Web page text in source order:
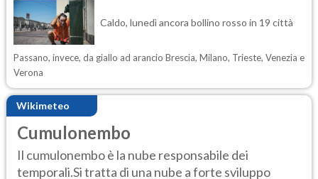
Caldo, lunedì ancora bollino rosso in 19 città
Passano, invece, da giallo ad arancio Brescia, Milano, Trieste, Venezia e
Verona
Wikimeteo
Cumulonembo
Il cumulonembo è la nube responsabile dei
temporali.Si tratta di una nube a forte sviluppo